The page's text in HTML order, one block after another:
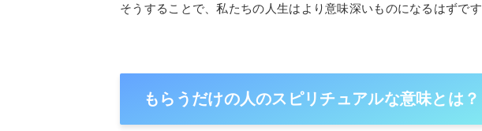
そうすることで、私たちの人生はより意味深いものになるはずです
もらうだけの人のスピリチュアルな意味とは？